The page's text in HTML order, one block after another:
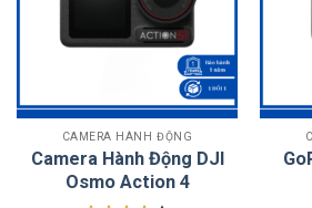
Thông tin chi tiết về GoPro
CAMERA HÀNH ĐỘNG
Camera Hành Động DJI
Osmo Action 4